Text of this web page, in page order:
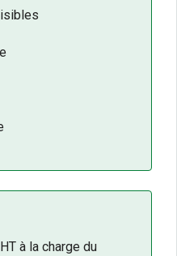
voie publique.
services et grands
commerciales ou de
à la charge du